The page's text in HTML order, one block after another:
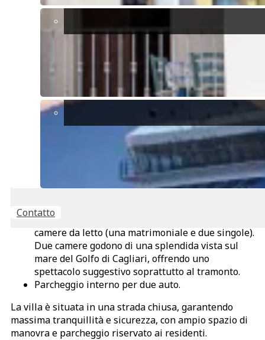
Contatto
prestigioso quartiere del Margine Rosso, in una
zona riservata e tranquilla, perfetta per chi cerca
privacy e comfort.
Tre livelli ben distribuiti per il massimo della
funzionalità.
Seminterrato con ampia cucina rustica e
lavanderia.
Piano terra con cucina abitabile, soggiorno
spazioso e bagno. Dal soggiorno e dalla cucina si
accede a un’ampia terrazza ideale per pranzi e
cene all’aperto, dotata di barbecue e forno a
legna, riparata dal maestrale e affacciata sul
intravedere scorci di mare.
Primo piano dedicato alla zona notte, con tre
camere da letto (una matrimoniale e due singole).
Due camere godono di una splendida vista sul
mare del Golfo di Cagliari, offrendo uno
spettacolo suggestivo soprattutto al tramonto.
Parcheggio interno per due auto.
La villa è situata in una strada chiusa, garantendo
massima tranquillità e sicurezza, con ampio spazio di
manovra e parcheggio riservato ai residenti.